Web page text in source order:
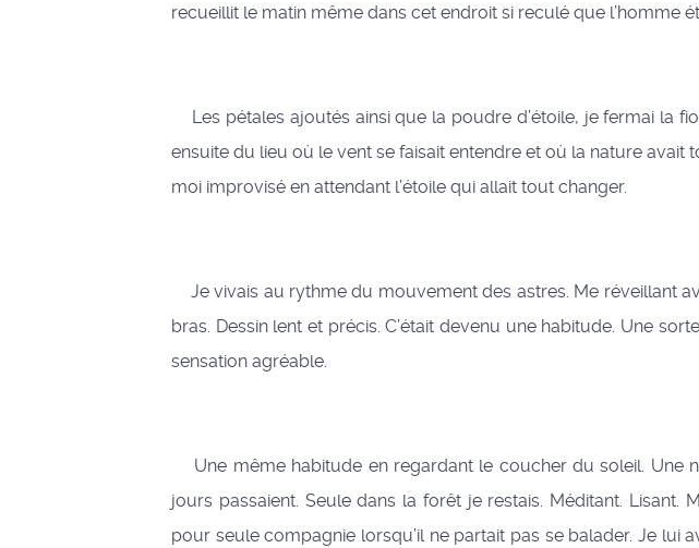
recueillit le matin même dans cet endroit si reculé que l’homme
Les pétales ajoutés ainsi que la poudre d’étoile, je fermai la
ensuite du lieu où le vent se faisait entendre et où la nature
moi improvisé en attendant l’étoile qui allait tout changer.
Je vivais au rythme du mouvement des astres. Me réveillant
bras. Dessin lent et précis. C’était devenu une habitude. Une
sensation agréable.
Une même habitude en regardant le coucher du soleil. Une
jours passaient. Seule dans la forêt je restais. Méditant. Lisant.
pour seule compagnie lorsqu’il ne partait pas se balader. Je lui